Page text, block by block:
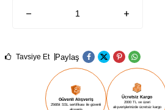
Tavsiye Et Paylaş
Güvenli Alışveriş
256Bit SSL sertifikası ile güvenli
Ücretsiz Kargo
2000 TL ve üzeri
alışverişlerinizde ücretsiz kargo